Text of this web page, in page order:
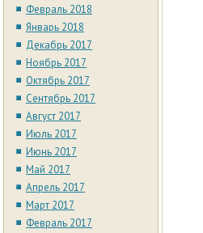
Февраль 2018
Январь 2018
Декабрь 2017
Ноябрь 2017
Октябрь 2017
Сентябрь 2017
Август 2017
Июль 2017
Июнь 2017
Май 2017
Апрель 2017
Март 2017
Февраль 2017